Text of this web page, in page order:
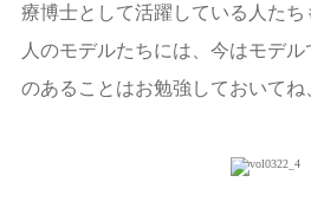
療博士として活躍している人た
人のモデルたちには、今はモデ
のあることはお勉強しておいてね